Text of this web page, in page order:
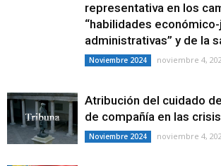
representativa en los
“habilidades
administrativas” y de la
Noviembre 2024 noviembre 4,
Atribución del cuidado
de compañía en las
Noviembre 2024 noviembre 4,